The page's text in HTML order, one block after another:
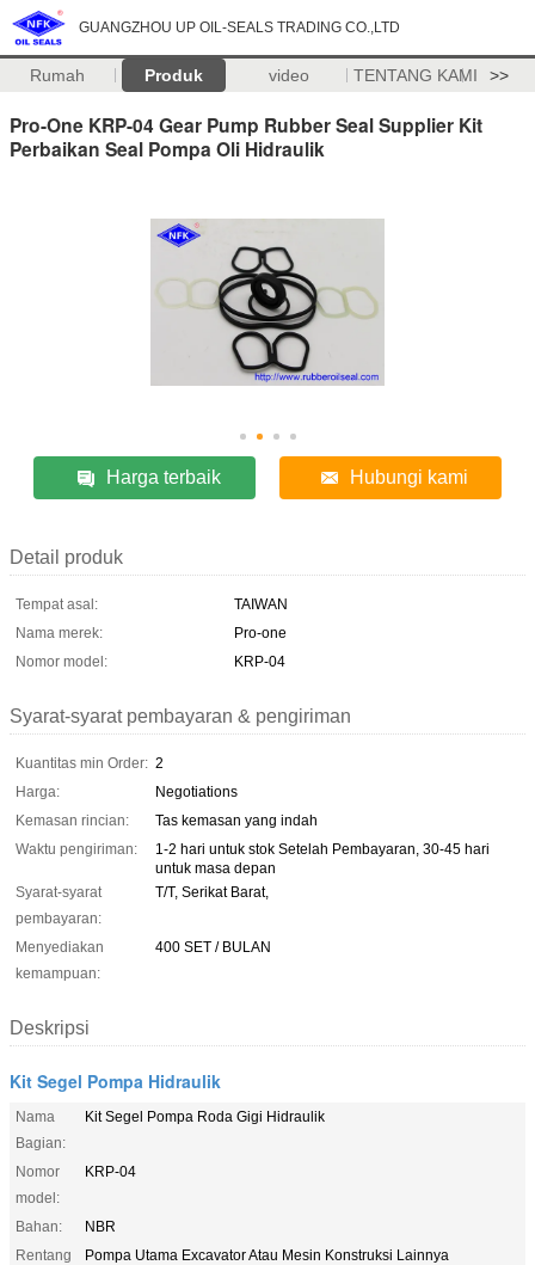
GUANGZHOU UP OIL-SEALS TRADING CO.,LTD
Rumah Produk video TENTANG KAMI >>
Pro-One KRP-04 Gear Pump Rubber Seal Supplier Kit
Perbaikan Seal Pompa Oli Hidraulik
Harga terbaik Hubungi kami
Detail produk
Tempat asal:
TAIWAN
Nama merek:
Pro-one
Nomor model:
KRP-04
Syarat-syarat pembayaran & pengiriman
Kuantitas min Order: 2
Harga:
Negotiations
Kemasan rincian:
Tas kemasan yang indah
Waktu pengiriman:
1-2 hari untuk stok Setelah Pembayaran, 30-45 hari
untuk masa depan
Syarat-syarat
pembayaran:
T/T, Serikat Barat,
Menyediakan
kemampuan:
400 SET / BULAN
Deskripsi
Kit Segel Pompa Hidraulik
Nama
Bagian:
Kit Segel Pompa Roda Gigi Hidraulik
Nomor
model:
KRP-04
Bahan:
NBR
Rentang
Pompa Utama Excavator Atau Mesin Konstruksi Lainnya